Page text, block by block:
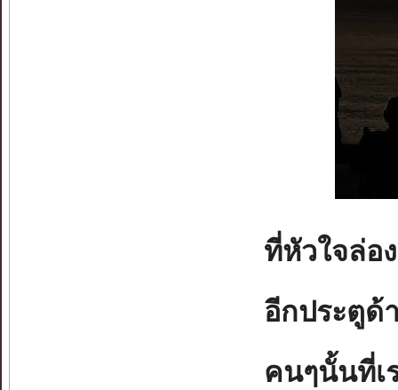
ที่หัวใจล่อ
อีกประตูด้
คนๆนั้นที่เ